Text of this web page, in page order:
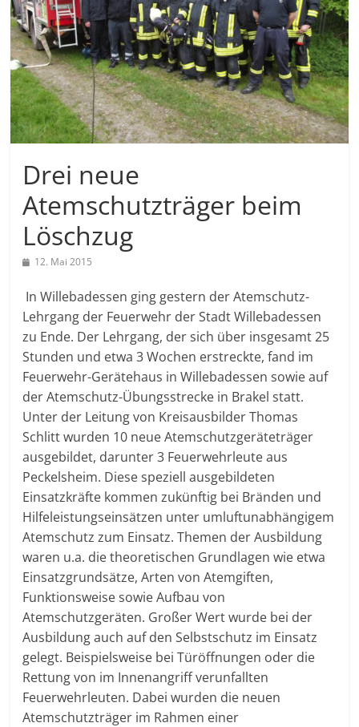
Drei neue
Atemschutzträger beim
Löschzug
12. Mai 2015
In Willebadessen ging gestern der Atemschutz-
Lehrgang der Feuerwehr der Stadt Willebadessen
zu Ende. Der Lehrgang, der sich über insgesamt 25
Stunden und etwa 3 Wochen erstreckte, fand im
Feuerwehr-Gerätehaus in Willebadessen sowie auf
der Atemschutz-Übungsstrecke in Brakel statt.
Unter der Leitung von Kreisausbilder Thomas
Schlitt wurden 10 neue Atemschutzgeräteträger
ausgebildet, darunter 3 Feuerwehrleute aus
Peckelsheim. Diese speziell ausgebildeten
Einsatzkräfte kommen zukünftig bei Bränden und
Hilfeleistungseinsätzen unter umluftunabhängigem
Atemschutz zum Einsatz. Themen der Ausbildung
waren u.a. die theoretischen Grundlagen wie etwa
Einsatzgrundsätze, Arten von Atemgiften,
Funktionsweise sowie Aufbau von
Atemschutzgeräten. Großer Wert wurde bei der
Ausbildung auch auf den Selbstschutz im Einsatz
gelegt. Beispielsweise bei Türöffnungen oder die
Rettung von im Innenangriff verunfallten
Feuerwehrleuten. Dabei wurden die neuen
Atemschutzträger im Rahmen einer